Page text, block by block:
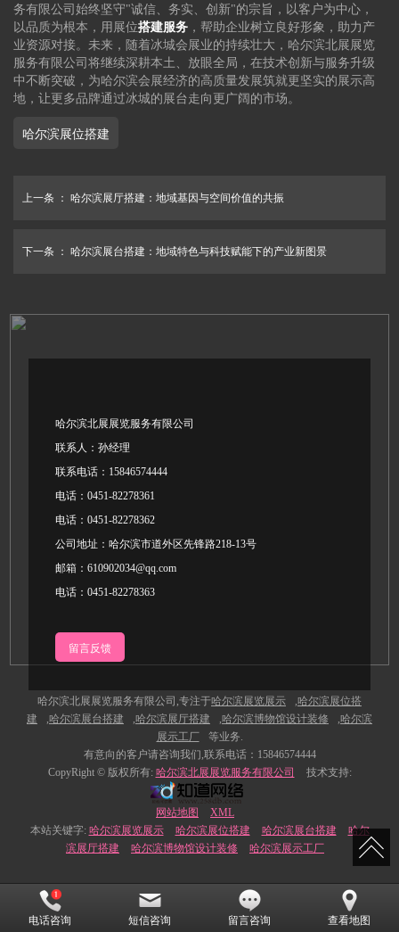
务有限公司始终坚守"诚信、务实、创新"的宗旨，以客户为中心，
以品质为根本，用展位搭建服务 ，帮助企业树立良好形象，助力产
业资源对接。未来，随着冰城会展业的持续壮大，哈尔滨北展展览
服务有限公司将继续深耕本土、放眼全局，在技术创新与服务升级
中不断突破，为哈尔滨会展经济的高质量发展筑就更坚实的展示高
地，让更多品牌通过冰城的展台走向更广阔的市场。
哈尔滨展位搭建
上一条 ： 哈尔滨展厅搭建：地域基因与空间价值的共振
下一条 ： 哈尔滨展台搭建：地域特色与科技赋能下的产业新图景
哈尔滨北展展览服务有限公司
联系人：孙经理
联系电话：15846574444
电话：0451-82278361
电话：0451-82278362
公司地址：哈尔滨市道外区先锋路218-13号
邮箱：610902034@qq.com
电话：0451-82278363
留言反馈
哈尔滨北展展览服务有限公司,专注于哈尔滨展览展示 ,哈尔滨展位搭
建
,哈尔滨展台搭建 ,哈尔滨展厅搭建 ,哈尔滨博物馆设计装修 ,哈尔滨
展示工厂
等业务.
有意向的客户请咨询我们,联系电话：15846574444
CopyRight © 版权所有: 哈尔滨北展展览服务有限公司 技术支持:
网站地图
XML
本站关键字: 哈尔滨展览展示 哈尔滨展位搭建 哈尔滨展台搭建
哈尔
滨展厅搭建
哈尔滨博物馆设计装修 哈尔滨展示工厂
电话咨询 短信咨询 留言咨询 查看地图